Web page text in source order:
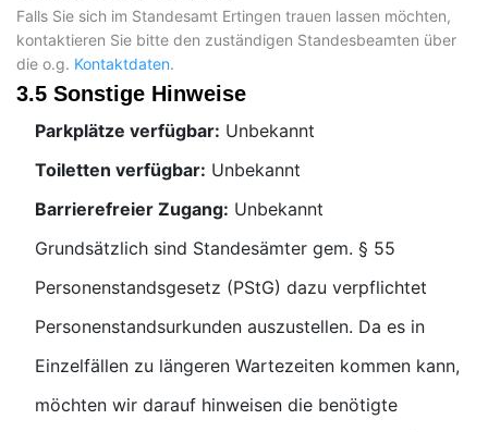
Falls Sie sich im Standesamt Ertingen trauen lassen möchten,
kontaktieren Sie bitte den zuständigen Standesbeamten über
die o.g. Kontaktdaten.
3.5 Sonstige Hinweise
Parkplätze verfügbar: Unbekannt
Toiletten verfügbar: Unbekannt
Barrierefreier Zugang: Unbekannt
Grundsätzlich sind Standesämter gem. § 55
Personenstandsgesetz (PStG) dazu verpflichtet
Personenstandsurkunden auszustellen. Da es in
Einzelfällen zu längeren Wartezeiten kommen kann,
möchten wir darauf hinweisen die benötigte